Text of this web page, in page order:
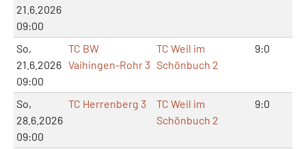
21.6.2026
09:00
So,
21.6.2026
09:00
TC BW
Vaihingen-Rohr 3
TC Weil im
Schönbuch 2
9:0
So,
28.6.2026
09:00
TC Herrenberg 3
TC Weil im
Schönbuch 2
9:0